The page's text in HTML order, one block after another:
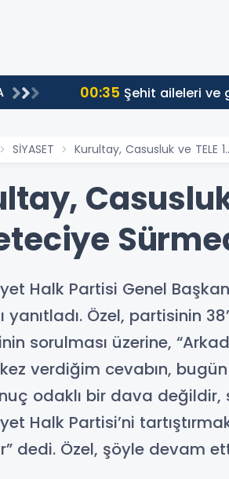
00:35 Şehit aileleri ve
SİYASET Kurultay, Casusluk ve TELE
Casusluk
Halk Partisi Genel
yanıtladı. Özel, partisinin
sorulması üzerine,
verdiğim cevabın,
odaklı bir dava değildir,
Halk Partisi’ni
dedi. Özel, şöyle devam